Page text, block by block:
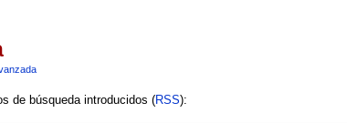
de búsqueda introducidos (RSS):